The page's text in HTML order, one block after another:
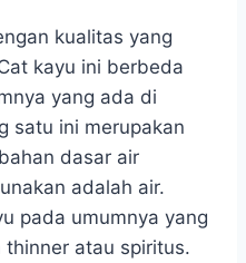
kualitas yang
kayu ini berbeda
yang ada di
satu ini merupakan
dasar air
adalah air.
pada umumnya yang
atau spiritus.